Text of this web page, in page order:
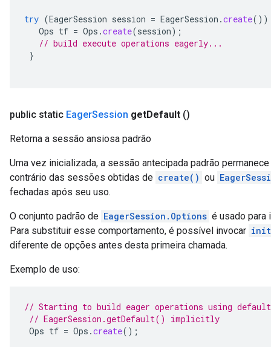
try (EagerSession session = EagerSession .create())
Ops tf = Ops .create(session);
// build execute operations eagerly...
}
public static EagerSession getDefault ()
Retorna a sessão ansiosa padrão
Uma vez inicializada, a sessão antecipada padrão
contrário das sessões obtidas de create() ou
fechadas após seu uso.
O conjunto padrão de EagerSession.Options é usado para
Para substituir esse comportamento, é possível invocar
diferente de opções antes desta primeira chamada.
Exemplo de uso:
// Starting to build eager operations using
// EagerSession.getDefault() implicitly
Ops tf = Ops .create();